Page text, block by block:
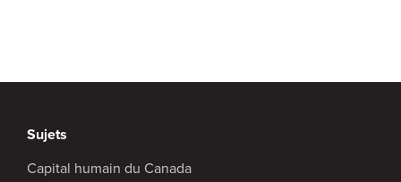
Sujets
Capital humain du Canada